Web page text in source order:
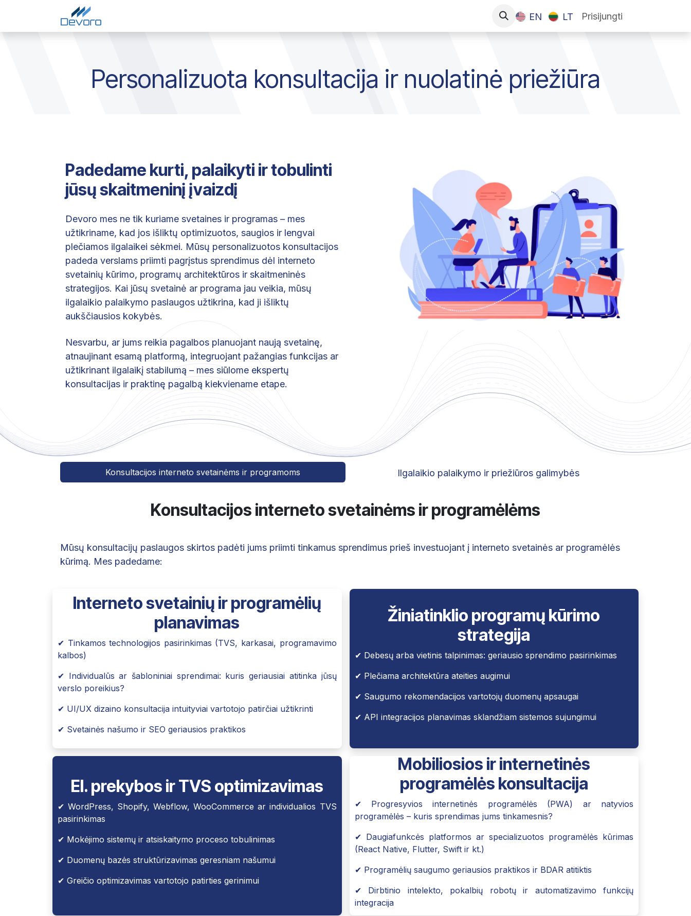
EN LT Prisijungti
Personalizuota konsultacija ir nuolatinė priežiūra
Padedame kurti, palaikyti ir tobulinti
jūsų skaitmeninį įvaizdį
Devoro mes ne tik kuriame svetaines ir programas – mes
užtikriname, kad jos išliktų optimizuotos, saugios ir lengvai
plečiamos ilgalaikei sėkmei. Mūsų personalizuotos konsultacijos
padeda verslams priimti pagrįstus sprendimus dėl interneto
svetainių kūrimo, programų architektūros ir skaitmeninės
strategijos. Kai jūsų svetainė ar programa jau veikia, mūsų
ilgalaikio palaikymo paslaugos užtikrina, kad ji išliktų
aukščiausios kokybės.
Nesvarbu, ar jums reikia pagalbos planuojant naują svetainę,
atnaujinant esamą platformą, integruojant pažangias funkcijas ar
užtikrinant ilgalaikį stabilumą – mes siūlome ekspertų
konsultacijas ir praktinę pagalbą kiekviename etape.​
Konsultacijos interneto svetainėms ir programoms Ilgalaikio palaikymo ir priežiūros galimybės
Konsultacijos interneto svetainėms ir programėlėms
Mūsų konsultacijų paslaugos skirtos padėti jums priimti tinkamus sprendimus prieš investuojant į interneto svetainės ar programėlės
kūrimą. Mes padedame:
Mobiliosios ir internetinės
programėlės konsultacija
✔ Progresyvios internetinės programėlės (PWA) ar natyvios
programėlės – kuris sprendimas jums tinkamesnis?
✔ Daugiafunkcės platformos ar specializuotos programėlės kūrimas
(React Native, Flutter, Swift ir kt.)
✔ Programėlių saugumo geriausios praktikos ir BDAR atitiktis
✔ Dirbtinio intelekto, pokalbių robotų ir automatizavimo funkcijų
integracija
Žiniatinklio programų kūrimo
strategija
✔ Debesų arba vietinis talpinimas: geriausio sprendimo pasirinkimas
✔ Plečiama architektūra ateities augimui
✔ Saugumo rekomendacijos vartotojų duomenų apsaugai
✔ API integracijos planavimas sklandžiam sistemos sujungimui
El. prekybos ir TVS optimizavimas
✔ WordPress, Shopify, Webflow, WooCommerce ar individualios TVS
pasirinkimas
✔ Mokėjimo sistemų ir atsiskaitymo proceso tobulinimas
✔ Duomenų bazės struktūrizavimas geresniam našumui
✔ Greičio optimizavimas vartotojo patirties gerinimui ​
Interneto svetainių ir programėlių
planavimas
✔ Tinkamos technologijos pasirinkimas (TVS, karkasai, programavimo
kalbos)
✔ Individualūs ar šabloniniai sprendimai: kuris geriausiai atitinka jūsų
verslo poreikius?
✔ UI/UX dizaino konsultacija intuityviai vartotojo patirčiai užtikrinti
✔ Svetainės našumo ir SEO geriausios praktikos